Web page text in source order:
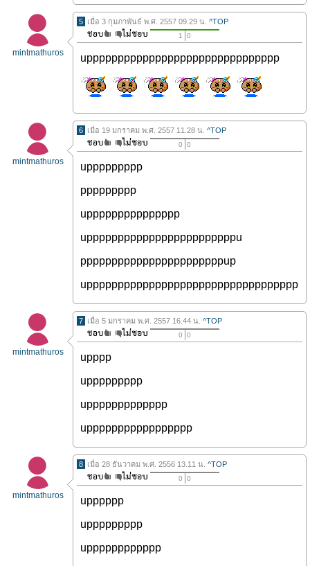
mintmathuros
5 เมื่อ 3 กุมภาพันธ์ พ.ศ. 2557 09.29 น. ^TOP
1 0
uppppppppppppppppppppppppppppppp
mintmathuros
6 เมื่อ 19 มกราคม พ.ศ. 2557 11.28 น. ^TOP
0 0
uppppppppp
ppppppppp
uppppppppppppppp
uppppppppppppppppppppppppu
pppppppppppppppppppppppup
upppppppppppppppppppppppppppppppppp
mintmathuros
7 เมื่อ 5 มกราคม พ.ศ. 2557 16.44 น. ^TOP
0 0
upppp
uppppppppp
uppppppppppppp
uppppppppppppppppp
mintmathuros
8 เมื่อ 28 ธันวาคม พ.ศ. 2556 13.11 น. ^TOP
0 0
upppppp
uppppppppp
upppppppppppp